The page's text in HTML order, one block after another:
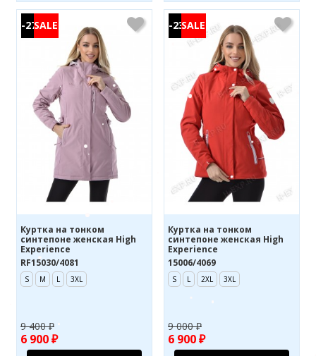
-27%
Куртка на тонком
синтепоне женская High
Experience
RF15030/4081
S M L 3XL
9 400 ₽
6 900 ₽
-23%
Куртка на тонком
синтепоне женская High
Experience
15006/4069
S L 2XL 3XL
9 000 ₽
6 900 ₽